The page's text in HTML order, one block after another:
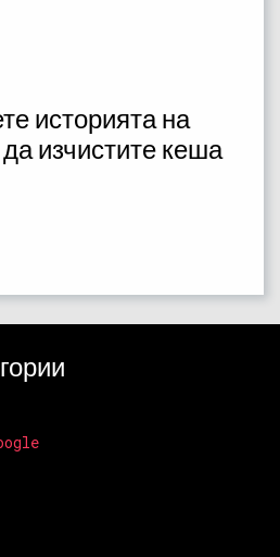
историята на
изчистите кеша